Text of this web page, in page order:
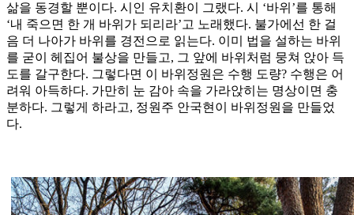
삶을 동경할 뿐이다. 시인 유치환이 그랬다. 시 ‘바위’를 통해
‘내 죽으면 한 개 바위가 되리라’고 노래했다. 불가에선 한 걸
음 더 나아가 바위를 경전으로 읽는다. 이미 법을 설하는 바위
를 굳이 헤집어 불상을 만들고, 그 앞에 바위처럼 뭉쳐 앉아 득
도를 갈구한다. 그렇다면 이 바위정원은 수행 도량? 수행은 어
려워 아득하다. 가만히 눈 감아 속을 가라앉히는 명상이면 충
분하다. 그렇게 하라고, 정원주 안국현이 바위정원을 만들었
다.